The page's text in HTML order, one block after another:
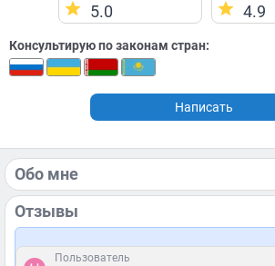
5.0
4.9
Консультирую по законам стран:
Написать
Обо мне
Отзывы
Пользователь